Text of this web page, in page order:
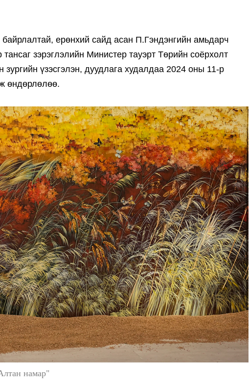
ерөнхий сайд асан П.Гэндэнгийн амьдарч
зэрэглэлийн Министер тауэрт Төрийн соёрхолт
үзэсгэлэн, дуудлага худалдаа 2024 оны 11-р
өндөрлөлөө.
намар"